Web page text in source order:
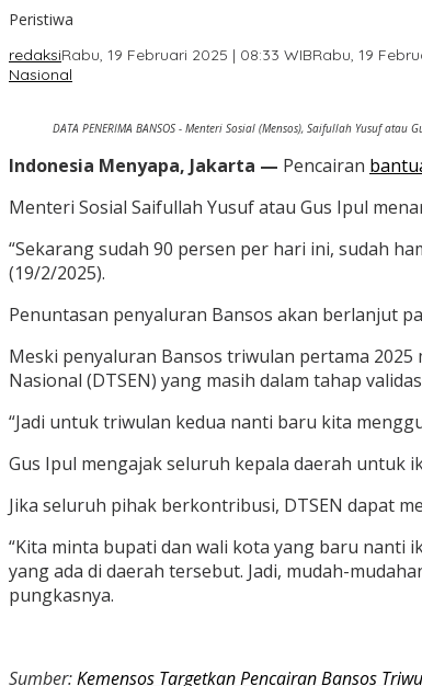
Peristiwa
redaksiRabu, 19 Februari 2025 | 08:33 WIBRabu, 19
Nasional
DATA PENERIMA BANSOS - Menteri Sosial (Mensos), Saifullah Yusuf
Indonesia Menyapa, Jakarta — Pencairan
Menteri Sosial Saifullah Yusuf atau Gus Ipul
“Sekarang sudah 90 persen per hari ini, sudah
(19/2/2025).
Penuntasan penyaluran Bansos akan berlanjut
Meski penyaluran Bansos triwulan pertama 2025
Nasional (DTSEN) yang masih dalam tahap
“Jadi untuk triwulan kedua nanti baru kita
Gus Ipul mengajak seluruh kepala daerah untuk
Jika seluruh pihak berkontribusi, DTSEN dapat
“Kita minta bupati dan wali kota yang baru nanti
yang ada di daerah tersebut. Jadi, mudah-
pungkasnya.
Sumber:Kemensos Targetkan Pencairan Bansos